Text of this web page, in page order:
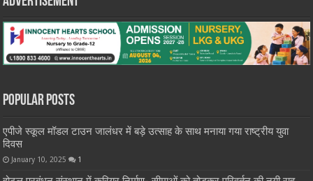
Popular Posts
एपीजे स्कूल मॉडल टाउन जालंधर में बड़े उत्साह के साथ मनाया गया राष्ट्रीय युवा
दिवस
January 10, 2025 1